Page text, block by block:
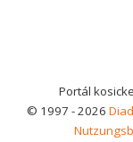
Portál
© 1997 - 2026